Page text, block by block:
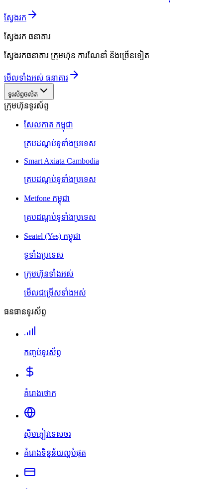
ស្វែងរក
ស្វែងរក ធនាគារ
ស្វែងរកធនាគារ ក្រុមហ៊ុន ការណែនាំ និងច្រើនទៀត
មើលទាំងអស់ ធនាគារ
ទូរស័ព្ទចល័ត
ក្រុមហ៊ុនទូរស័ព្ទ
សែលកាត កម្ពុជា
គ្របដណ្តប់ទូទាំងប្រទេស
Smart Axiata Cambodia
គ្របដណ្តប់ទូទាំងប្រទេស
Metfone កម្ពុជា
គ្របដណ្តប់ទូទាំងប្រទេស
Seatel (Yes) កម្ពុជា
ទូទាំងប្រទេស
ក្រុមហ៊ុនទាំងអស់
មើលជម្រើសទាំងអស់
ធនធានទូរស័ព្ទ
កញ្ចប់ទូរស័ព្ទ
គំរោងថោក
ស៊ីមភ្ញៀវទេសចរ
គំរោងទិន្នន័យល្អបំផុត